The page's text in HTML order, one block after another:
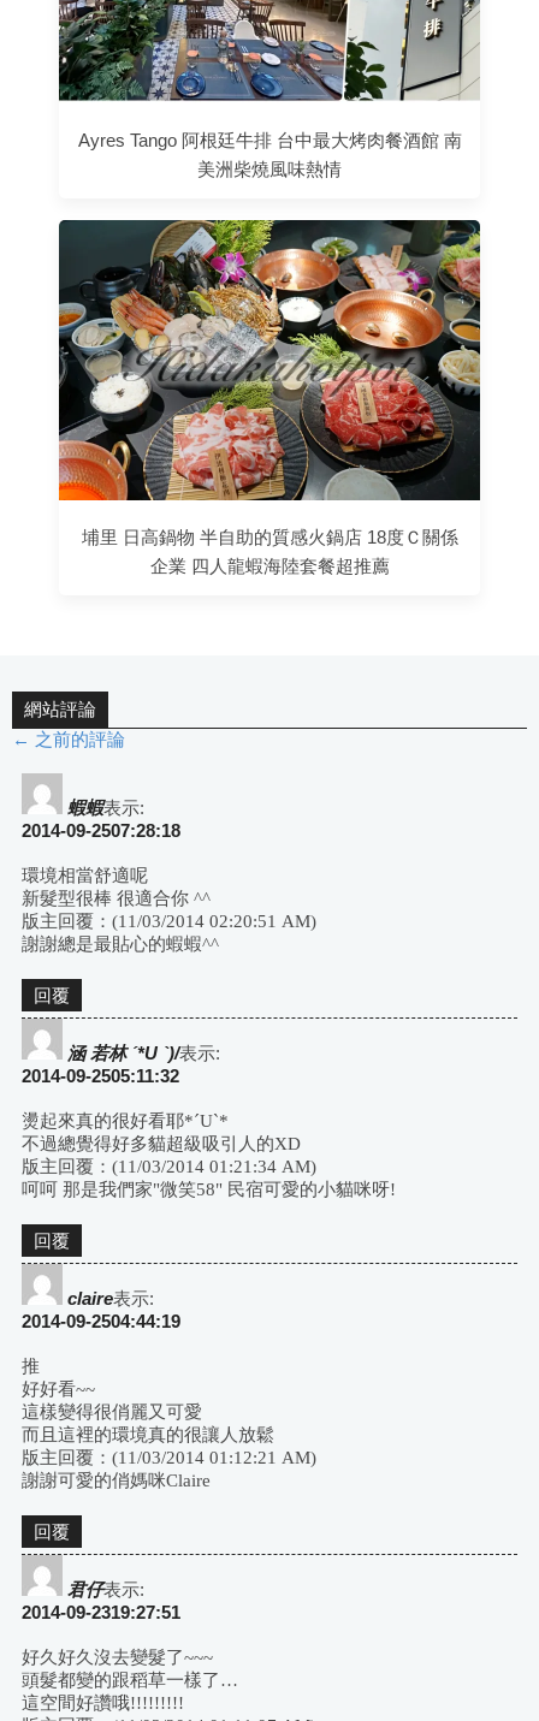
Ayres Tango 阿根廷牛排 台中最大烤肉餐酒館 南
美洲柴燒風味熱情
埔里 日高鍋物 半自助的質感火鍋店 18度Ｃ關係
企業 四人龍蝦海陸套餐超推薦
網站評論
評
論
導
航
← 之前的評論
蝦蝦表示:
2014-09-2507:28:18
環境相當舒適呢
新髮型很棒 很適合你 ^^
版主回覆：(11/03/2014 02:20:51 AM)
謝謝總是最貼心的蝦蝦^^
回覆
涵 若林 ˊ*U ˋ)/表示:
2014-09-2505:11:32
燙起來真的很好看耶*ˊUˋ*
不過總覺得好多貓超級吸引人的XD
版主回覆：(11/03/2014 01:21:34 AM)
呵呵 那是我們家"微笑58" 民宿可愛的小貓咪呀!
回覆
claire表示:
2014-09-2504:44:19
推
好好看~~
這樣變得很俏麗又可愛
而且這裡的環境真的很讓人放鬆
版主回覆：(11/03/2014 01:12:21 AM)
謝謝可愛的俏媽咪Claire
回覆
君仔表示:
2014-09-2319:27:51
好久好久沒去變髮了~~~
頭髮都變的跟稻草一樣了…
這空間好讚哦!!!!!!!!!